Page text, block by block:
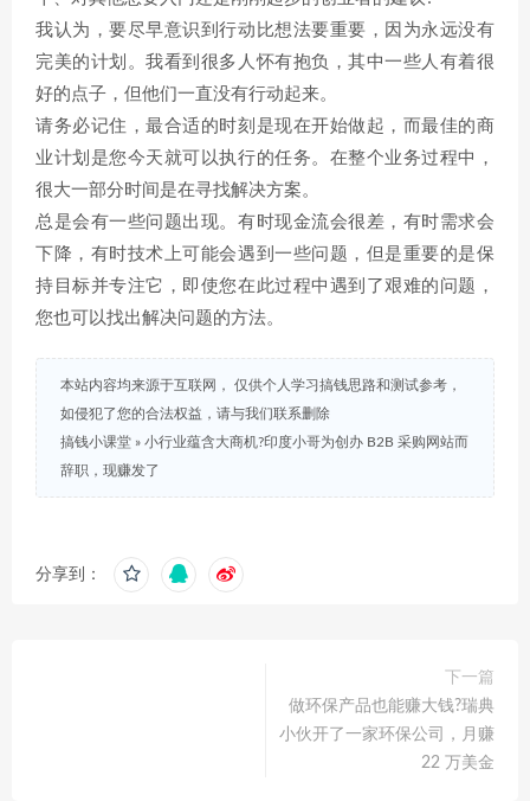
我认为，要尽早意识到行动比想法要重要，因为永远没有
完美的计划。我看到很多人怀有抱负，其中一些人有着很
好的点子，但他们一直没有行动起来。
请务必记住，最合适的时刻是现在开始做起，而最佳的商
业计划是您今天就可以执行的任务。在整个业务过程中，
很大一部分时间是在寻找解决方案。
总是会有一些问题出现。有时现金流会很差，有时需求会
下降，有时技术上可能会遇到一些问题，但是重要的是保
持目标并专注它，即使您在此过程中遇到了艰难的问题，
您也可以找出解决问题的方法。
本站内容均来源于互联网， 仅供个人学习搞钱思路和测试参考，
如侵犯了您的合法权益，请与我们联系删除
搞钱小课堂 » 小行业蕴含大商机?印度小哥为创办 B2B 采购网站而
辞职，现赚发了
分享到：
下一篇
做环保产品也能赚大钱?瑞典
小伙开了一家环保公司，月赚
22 万美金